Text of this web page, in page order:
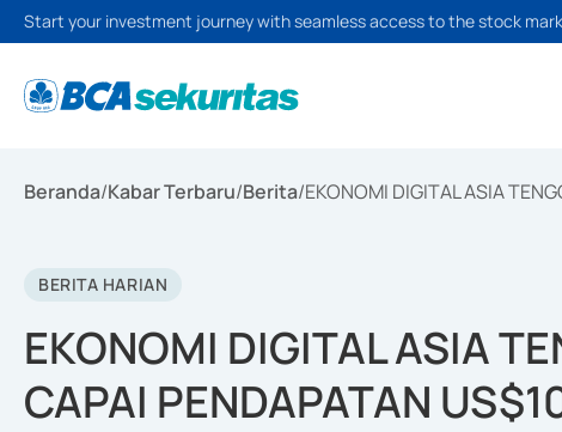
Start your investment journey with seamless access to the stock
Beranda/Kabar Terbaru/Berita/EKONOMI DIGITAL ASIA
BERITA HARIAN
EKONOMI DIGITAL ASIA
CAPAI PENDAPATAN